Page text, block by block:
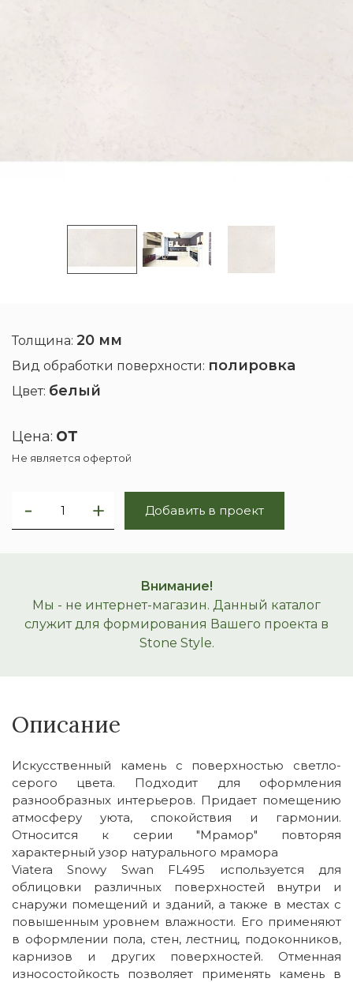
Толщина: 20 мм
Вид обработки поверхности: полировка
Цвет: белый
Цена: от
Не является офертой
Добавить в проект
Внимание!
Мы - не интернет-магазин. Данный каталог
служит для формирования Вашего проекта в
Stone Style.
Описание
Искусственный камень с поверхностью светло-
серого цвета. Подходит для оформления
разнообразных интерьеров. Придает помещению
атмосферу уюта, спокойствия и гармонии.
Относится к серии "Мрамор" повторяя
характерный узор натурального мрамора
Viatera Snowy Swan FL495 используется для
облицовки различных поверхностей внутри и
снаружи помещений и зданий, а также в местах с
повышенным уровнем влажности. Его применяют
в оформлении пола, стен, лестниц, подоконников,
карнизов и других поверхностей. Отменная
износостойкость позволяет применять камень в